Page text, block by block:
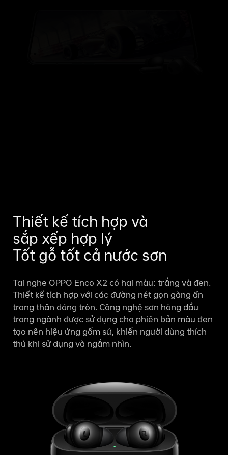
Thiết kế tích hợp và
sắp xếp hợp lý
Tốt gỗ tốt cả nước sơn
Tai nghe OPPO Enco X2 có hai màu: trắng và đen.
Thiết kế tích hợp với các đường nét gọn gàng ẩn
trong thân dáng tròn. Công nghệ sơn hàng đầu
trong ngành được sử dụng cho phiên bản màu đen
tạo nên hiệu ứng gốm sứ, khiến người dùng thích
thú khi sử dụng và ngắm nhìn.